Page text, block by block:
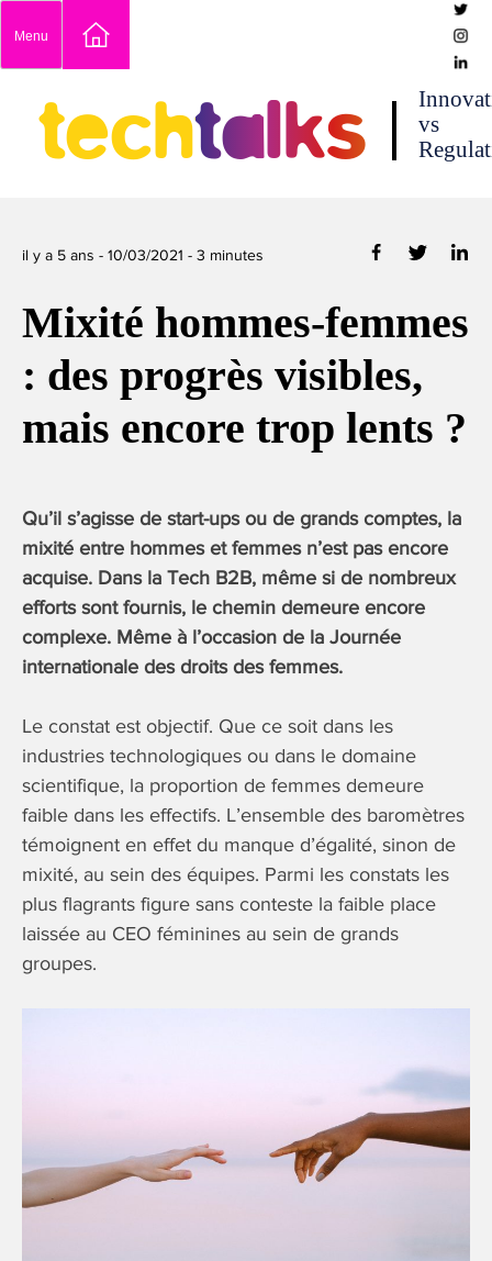
content
Menu
techtalks
vs
il y a 5 ans - 10/03/2021 - 3 minutes
Mixité hommes-femmes
: des progrès visibles,
mais encore trop lents ?
Qu’il s’agisse de start-ups ou de grands comptes, la
mixité entre hommes et femmes n’est pas encore
acquise. Dans la Tech B2B, même si de nombreux
efforts sont fournis, le chemin demeure encore
complexe. Même à l’occasion de la Journée
internationale des droits des femmes.
Le constat est objectif. Que ce soit dans les
industries technologiques ou dans le domaine
scientifique, la proportion de femmes demeure
faible dans les effectifs. L’ensemble des baromètres
témoignent en effet du manque d’égalité, sinon de
mixité, au sein des équipes. Parmi les constats les
plus flagrants figure sans conteste la faible place
laissée au CEO féminines au sein de grands
groupes.